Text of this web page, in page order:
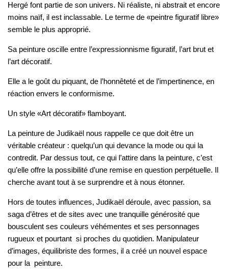
Hergé font partie de son univers. Ni réaliste, ni abstrait et encore
moins naïf, il est inclassable. Le terme de «peintre figuratif libre»
semble le plus approprié.
Sa peinture oscille entre l’expressionnisme figuratif, l’art brut et
l’art décoratif.
Elle a le goût du piquant, de l’honnêteté et de l’impertinence, en
réaction envers le conformisme.
Un style «Art décoratif» flamboyant.
La peinture de Judikaël nous rappelle ce que doit être un
véritable créateur : quelqu’un qui devance la mode ou qui la
contredit. Par dessus tout, ce qui l’attire dans la peinture, c’est
qu’elle offre la possibilité d’une remise en question perpétuelle. Il
cherche avant tout à se surprendre et à nous étonner.
Hors de toutes influences, Judikaël déroule, avec passion, sa
saga d’êtres et de sites avec une tranquille générosité que
bousculent ses couleurs véhémentes et ses personnages
rugueux et pourtant si proches du quotidien. Manipulateur
d’images, équilibriste des formes, il a créé un nouvel espace
pour la peinture.